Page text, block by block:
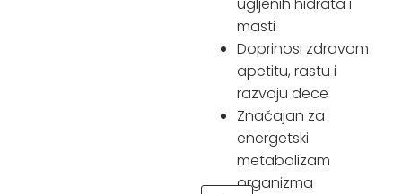
masti
Doprinosi zdravom
apetitu, rastu i
razvoju dece
Značajan za
energetski
metabolizam
organizma